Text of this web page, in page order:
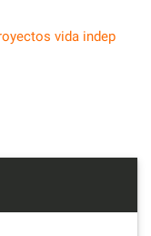
vida indep